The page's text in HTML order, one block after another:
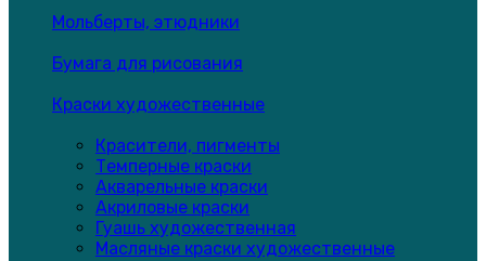
Мольберты, этюдники
Бумага для рисования
Краски художественные
Красители, пигменты
Темперные краски
Акварельные краски
Акриловые краски
Гуашь художественная
Масляные краски художественные